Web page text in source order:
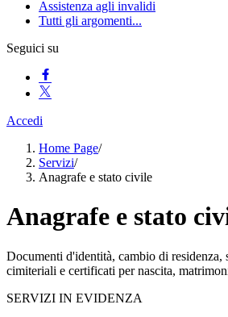
Assistenza agli invalidi
Tutti gli argomenti...
Seguici su
Accedi
Home Page/
Servizi/
Anagrafe e stato civile
Anagrafe e stato
Documenti d'identità, cambio di residenza,
cimiteriali e certificati per nascita,
SERVIZI IN EVIDENZA